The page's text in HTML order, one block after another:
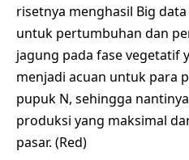
risetnya menghasil Big
untuk pertumbuhan dan
jagung pada fase vegetatif
menjadi acuan untuk para
pupuk N, sehingga
produksi yang maksimal
pasar. (Red)